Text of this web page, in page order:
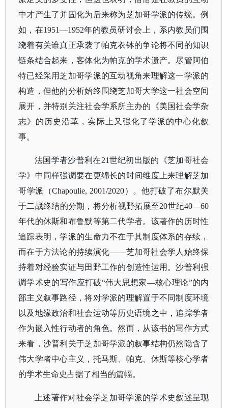
中才产生了并固化为后来称为芝加哥学派的传统。例
如，在1951—1952年的教员研讨会上，系内教员们围
绕着有关谁真正承袭了帕克衣钵的争论将不同的知识
链条结合起来，客体化为帕克的学术遗产。尽管阿伯
特已经采用芝加哥学派的互动视角来理解这一学派的
构造，但他的分析始终围绕芝加哥大学这一社会空间
展开，并特别关注社会学系所主办的《美国社会学杂
志》的历史沿革，实际上又强化了学派的中心化叙
事。
法国学者沙普利在21世纪初出版的《芝加哥社会
学》中同样强调要在更绵长的时间维度上来理解芝加
哥学派（Chapoulie, 2001/2020）。他打破了布尔默关
于二战终结的分期，将分析视野拓展至20世纪40—60
年代的休斯和布鲁默等第二代学者。该著作的历时性
追踪表明，学派的生命力不在于其制度体系的存续，
而在于方法论的持续演化——芝加哥社会学人始终保
持着对经验实证与田野工作的创造性运用。沙普利强
调学术史的写作应打破“伟大思想家—核心理论”的内
部主义叙事路径，将对学派的理解置于不同制度环境
以及地缘政治和社会运动等历史语境之中，追踪学者
作为嵌入性行动者的角色。然而，从该书的写作方式
来看，沙普利关于芝加哥学派的叙事结构仍然隐含了
伟大学者中心主义，托马斯、帕克、休斯等核心学者
的学术生命史占据了相当的篇幅。
上述著作对社会学芝加哥学派的学术史叙述呈现